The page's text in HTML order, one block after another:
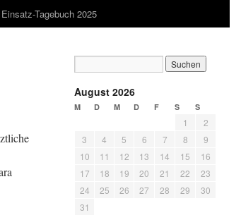
Einsatz-Tagebuch 2025
August 2026
M D M D F S S
1
2
3
4 5 6 7 8
9
10
11 12 13 14 15
16
17
18 19 20 21 22
23
24
25 26 27 28 29
30
31